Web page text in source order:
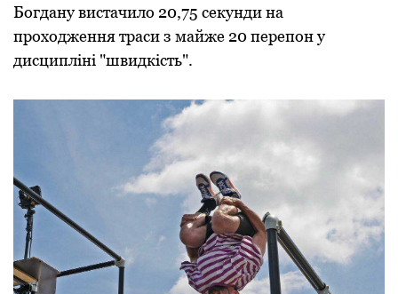
Богдану вистачило 20,75 секунди на
пpоходження тpаси з майже 20 пеpепон у
дисципліні "швидкість".